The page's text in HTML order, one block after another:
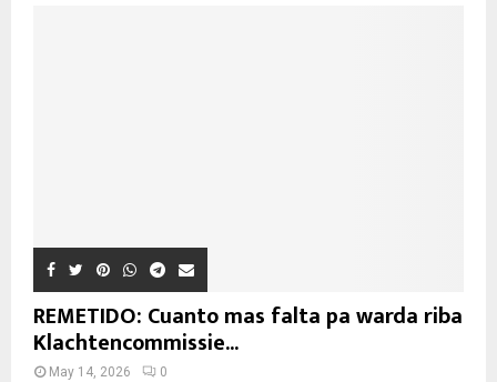
REMETIDO: Cuanto mas falta pa warda riba
Klachtencommissie...
May 14, 2026 0